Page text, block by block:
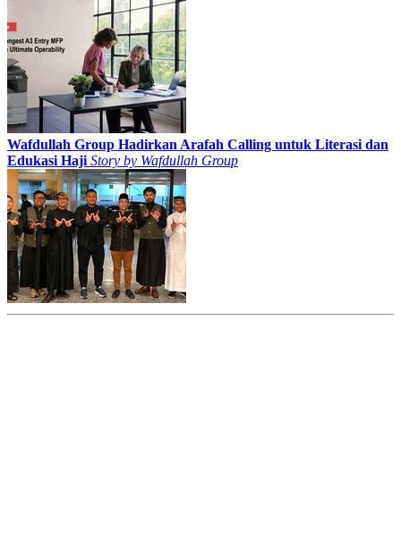
Wafdullah Group Hadirkan Arafah Calling untuk Literasi dan
Edukasi Haji Story by Wafdullah Group